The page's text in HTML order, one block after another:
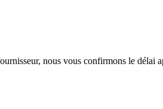
nous vous confirmons le délai